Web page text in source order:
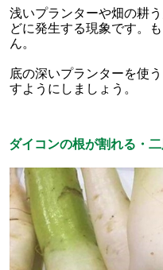
浅いプランターや畑の耕
どに発生する現象です。
ん。
底の深いプランターを使
すようにしましょう。
ダイコンの根が割れる・